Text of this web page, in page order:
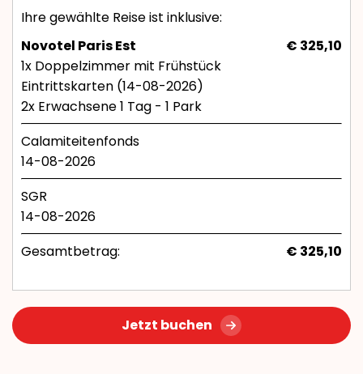
Ihre gewählte Reise ist inklusive:
Novotel Paris Est
€ 325,10
1x Doppelzimmer mit Frühstück
Eintrittskarten (14-08-2026)
2x Erwachsene 1 Tag - 1 Park
Calamiteitenfonds
14-08-2026
SGR
14-08-2026
Gesamtbetrag:
€ 325,10
Jetzt buchen